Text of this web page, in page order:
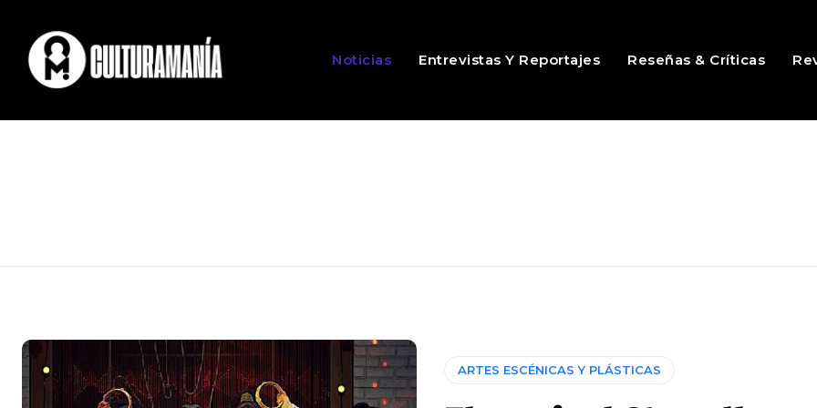
Noticias Entrevistas Y Reportajes Reseñas & Críticas
ARTES ESCÉNICAS Y PLÁSTICAS